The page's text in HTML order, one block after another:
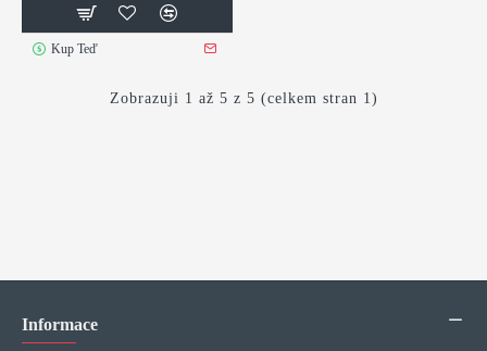
Kup Teď
Zobrazuji 1 až 5 z 5 (celkem stran 1)
Informace